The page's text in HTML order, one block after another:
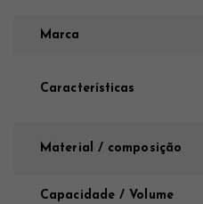
Marca
Características
Material / composição
Capacidade / Volume